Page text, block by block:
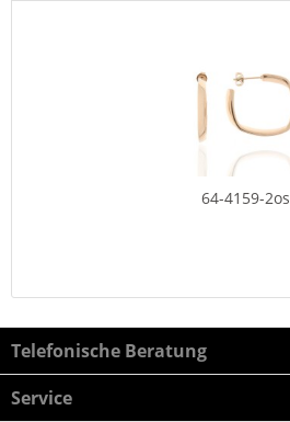
64-4159-2os
Telefonische Beratung
Service